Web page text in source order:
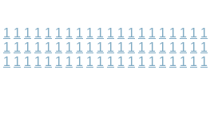
1 1 1 1 1 1 1 1 1 1 1 1 1 1 1 1 1 1 1 1
1 1 1 1 1 1 1 1 1 1 1 1 1 1 1 1 1 1 1 1
1 1 1 1 1 1 1 1 1 1 1 1 1 1 1 1 1 1 1 1